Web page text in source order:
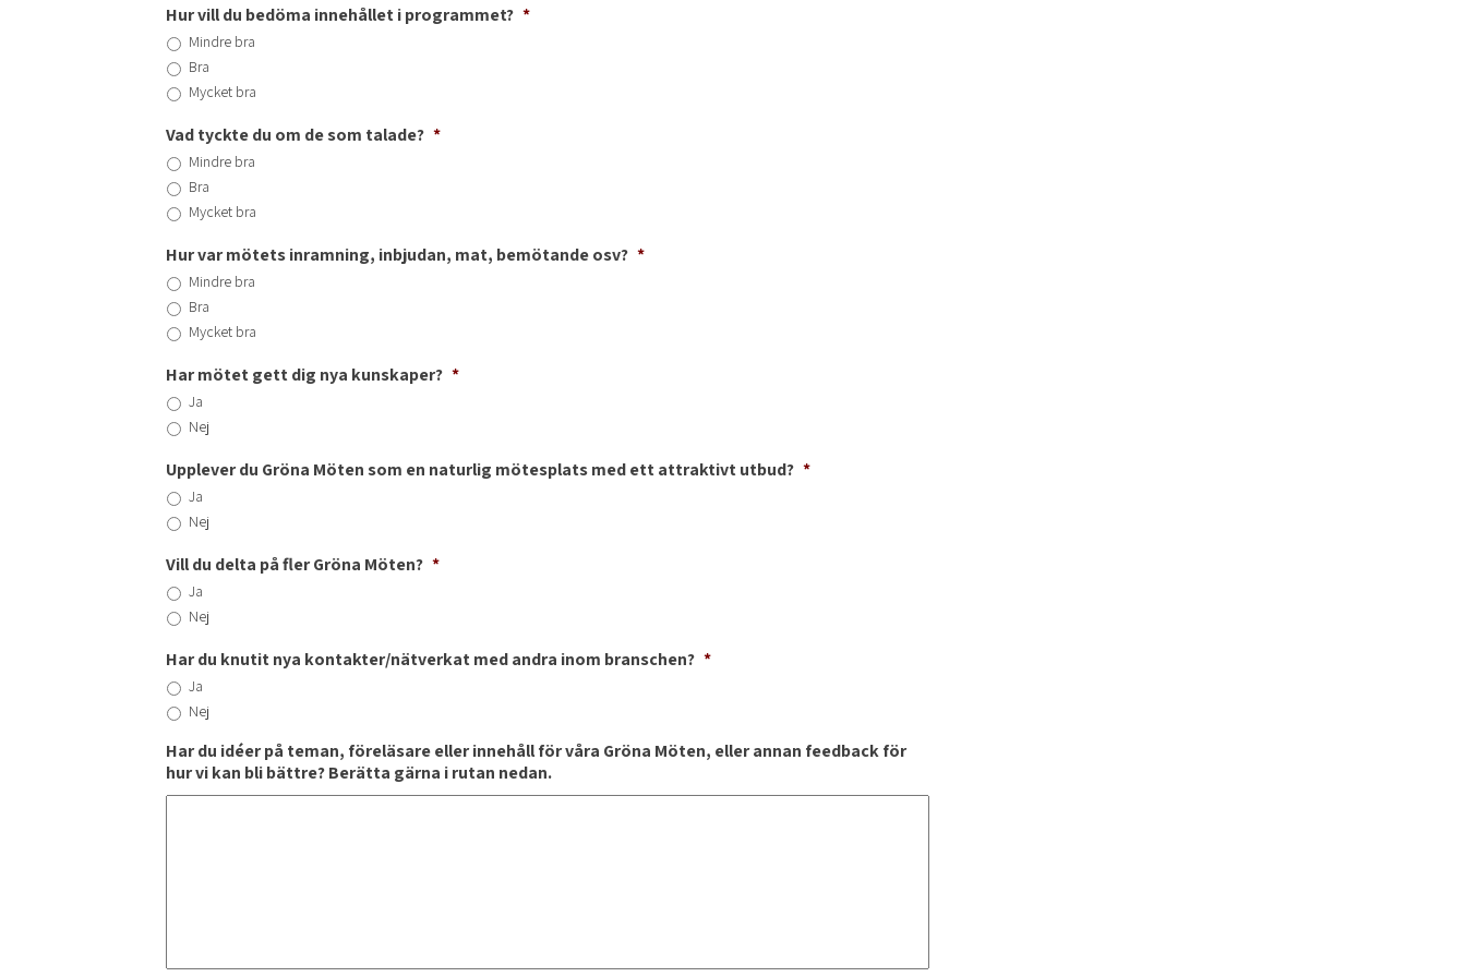
Hur vill du bedöma innehållet i programmet? *
Mindre bra
Bra
Mycket bra
Vad tyckte du om de som talade? *
Mindre bra
Bra
Mycket bra
Hur var mötets inramning, inbjudan, mat, bemötande osv? *
Mindre bra
Bra
Mycket bra
Har mötet gett dig nya kunskaper? *
Ja
Nej
Upplever du Gröna Möten som en naturlig mötesplats med ett attraktivt utbud? *
Ja
Nej
Vill du delta på fler Gröna Möten? *
Ja
Nej
Har du knutit nya kontakter/nätverkat med andra inom branschen? *
Ja
Nej
Har du idéer på teman, föreläsare eller innehåll för våra Gröna Möten, eller annan feedback för
hur vi kan bli bättre? Berätta gärna i rutan nedan.